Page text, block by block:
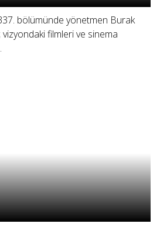
bölümünde yönetmen Burak
filmleri ve sinema